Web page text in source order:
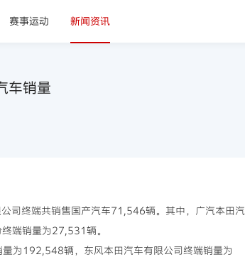
赛事运动 新闻资讯
车销量
司终端共销售国产汽车71,546辆。其中，广汽本田汽
端销量为27,531辆。
为192,548辆，东风本田汽车有限公司终端销量为